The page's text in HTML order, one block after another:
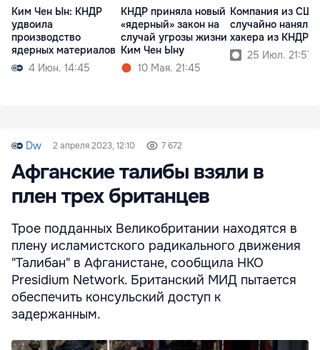
Ким Чен Ын: КНДР
удвоила
производство
ядерных материалов
4 Июн. 14:45
КНДР приняла новый
«ядерный» закон на
случай угрозы жизни
Ким Чен Ыну
10 Мая. 21:45
Компания из США
случайно наняла
хакера из КНДР
25 Июл. 21:57
Dw 2 апреля 2023, 12:10 7 672
Афганские талибы взяли в
плен трех британцев
Трое подданных Великобритании находятся в
плену исламистского радикального движения
"Талибан" в Афганистане, сообщила НКО
Presidium Network. Британский МИД пытается
обеспечить консульский доступ к
задержанным.